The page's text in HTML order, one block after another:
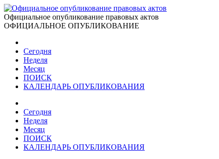
Официальное опубликование правовых актов
ОФИЦИАЛЬНОЕ ОПУБЛИКОВАНИЕ
Сегодня
Неделя
Месяц
ПОИСК
КАЛЕНДАРЬ ОПУБЛИКОВАНИЯ
Сегодня
Неделя
Месяц
ПОИСК
КАЛЕНДАРЬ ОПУБЛИКОВАНИЯ